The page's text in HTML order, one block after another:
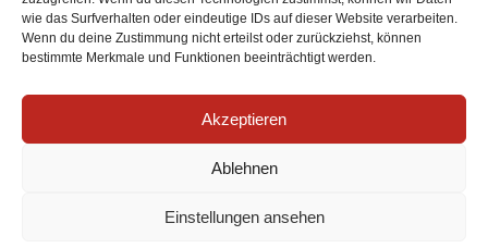
wie das Surfverhalten oder eindeutige IDs auf dieser Website verarbeiten.
Wenn du deine Zustimmung nicht erteilst oder zurückziehst, können
bestimmte Merkmale und Funktionen beeinträchtigt werden.
Akzeptieren
Ablehnen
Einstellungen ansehen
CDU Emmerich
CDU Emmerich
Datenschutz| info@cdu-emmerich.de